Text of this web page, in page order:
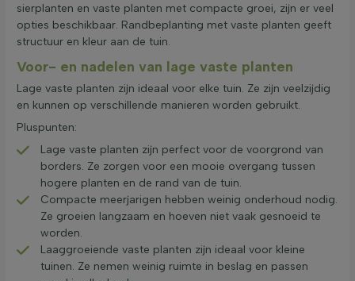
sierplanten en vaste planten met compacte groei, zijn er veel
opties beschikbaar. Randbeplanting met vaste planten geeft
structuur en kleur aan de tuin.
Voor- en nadelen van lage vaste planten
Lage vaste planten zijn ideaal voor elke tuin. Ze zijn veelzijdig
en kunnen op verschillende manieren worden gebruikt.
Pluspunten:
Lage vaste planten zijn perfect voor de voorgrond van
borders. Ze zorgen voor een mooie overgang tussen
hogere planten en de rand van de tuin.
Compacte meerjarigen hebben weinig onderhoud nodig.
Ze groeien langzaam en hoeven niet vaak gesnoeid te
worden.
Laaggroeiende vaste planten zijn ideaal voor kleine
tuinen. Ze nemen weinig ruimte in beslag en passen